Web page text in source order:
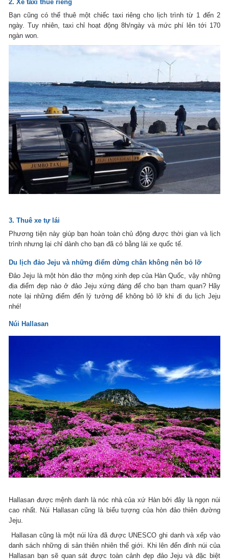
2. Xe taxi thuê riêng
Bạn cũng có thể thuê một chiếc taxi riêng cho lịch trình từ 1 đến 2
ngày. Tuy nhiên, taxi chỉ hoạt động 8h/ngày và mức phí lên tới 170
ngàn won.
3. Thuê xe tự lái
Phương tiện này giúp bạn hoàn toàn chủ động được thời gian và lịch
trình nhưng lại chỉ dành cho bạn đã có bằng lái xe quốc tế.
Du lịch đảo Jeju và những điểm dừng chân không nên bỏ lỡ
Đảo Jeju là một hòn đảo thơ mộng xinh đẹp của Hàn Quốc, vậy những
địa điểm đẹp nào ở đảo Jeju xứng đáng để cho bạn tham quan? Hãy
note lại những điểm đến lý tưởng để không bỏ lỡ khi đi du lịch Jeju
nhé!
Núi Hallasan
Hallasan được mệnh danh là nóc nhà của xứ Hàn bởi đây là ngọn núi
cao nhất. Núi Hallasan cũng là biểu tượng của hòn đảo thiên đường
Jeju.
Hallasan cũng là một núi lửa đã được UNESCO ghi danh và xếp vào
danh sách những di sản thiên nhiên thế giới. Khi lên đến đỉnh núi của
Hallasan bạn sẽ quan sát được toàn cảnh đẹp đảo Jeju và đặc biệt